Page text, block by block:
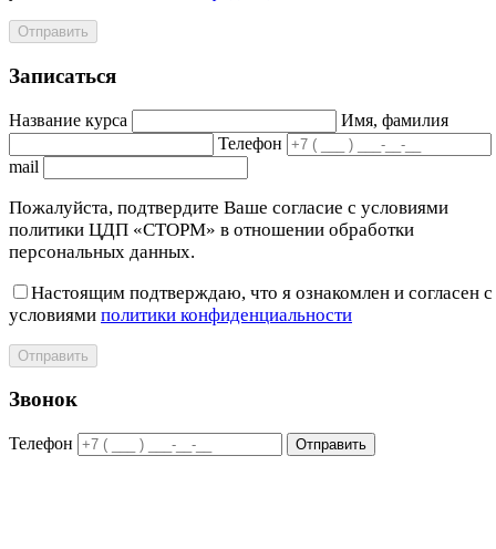
Отправить
Записаться
Название курса
Имя, фамилия
Телефон
mail
Пожалуйста, подтвердите Ваше согласие с условиями
политики ЦДП «СТОРМ» в отношении обработки
персональных данных.
Настоящим подтверждаю, что я ознакомлен и согласен с
условиями политики конфиденциальности
Отправить
Звонок
Телефон Отправить